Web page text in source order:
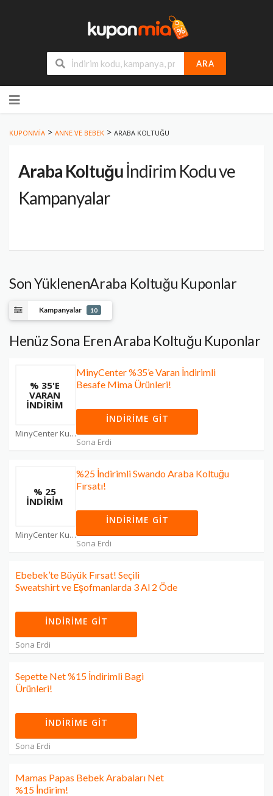
ARA
to
KUPONMIA > ANNE VE BEBEK > ARABA KOLTUĞU
Araba Koltuğuİndirim Kodu ve
Kampanyalar
Son YüklenenAraba Koltuğu Kuponlar
Kampanyalar 10
Henüz Sona Eren Araba Koltuğu Kuponlar
% 35'E
VARAN
İNDIRIM
MinyCenter Kuponları
MinyCenter %35’e Varan İndirimli
Besafe Mima Ürünleri!
İNDIRIME GIT
Sona Erdi
% 25
İNDIRIM
MinyCenter Kuponları
%25 İndirimli Swando Araba Koltuğu
Fırsatı!
İNDIRIME GIT
Sona Erdi
Ebebek’te Büyük Fırsat! Seçili
Sweatshirt ve Eşofmanlarda 3 Al 2 Öde
İNDIRIME GIT
Sona Erdi
Sepette Net %15 İndirimli Bagi
Ürünleri!
İNDIRIME GIT
Sona Erdi
Mamas Papas Bebek Arabaları Net
%15 İndirim!